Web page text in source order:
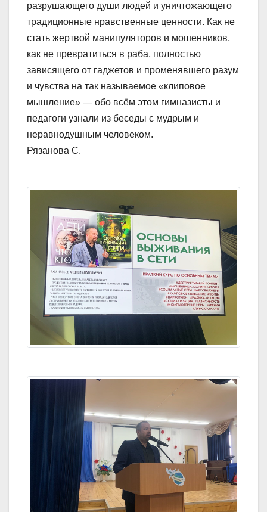
разрушающего души людей и уничтожающего
традиционные нравственные ценности. Как не
стать жертвой манипуляторов и мошенников,
как не превратиться в раба, полностью
зависящего от гаджетов и променявшего разум
и чувства на так называемое «клиповое
мышление» — обо всём этом гимназисты и
педагоги узнали из беседы с мудрым и
неравнодушным человеком.
Рязанова С.